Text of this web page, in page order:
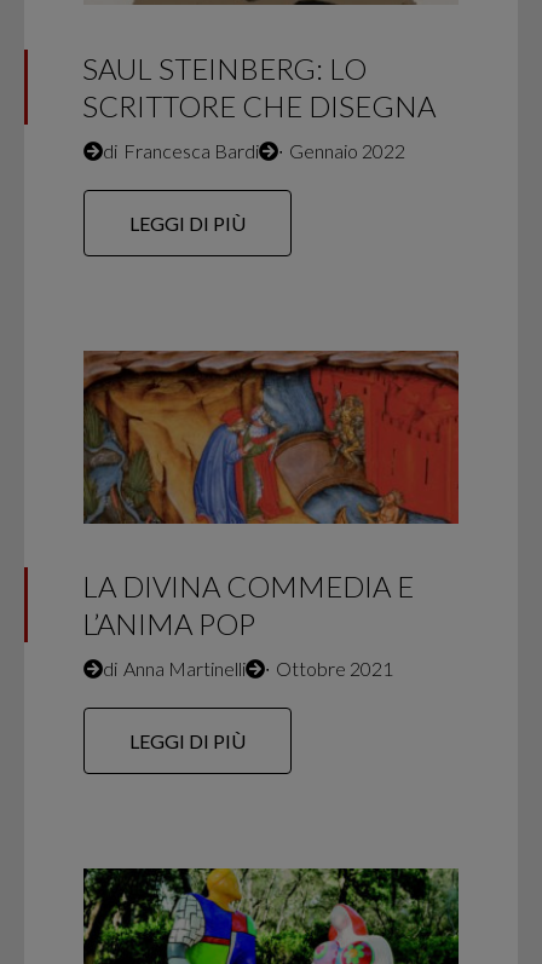
SAUL STEINBERG: LO
SCRITTORE CHE DISEGNA
di Francesca Bardi ∙ Gennaio 2022
LEGGI DI PIÙ
LA DIVINA COMMEDIA E
L’ANIMA POP
di Anna Martinelli ∙ Ottobre 2021
LEGGI DI PIÙ